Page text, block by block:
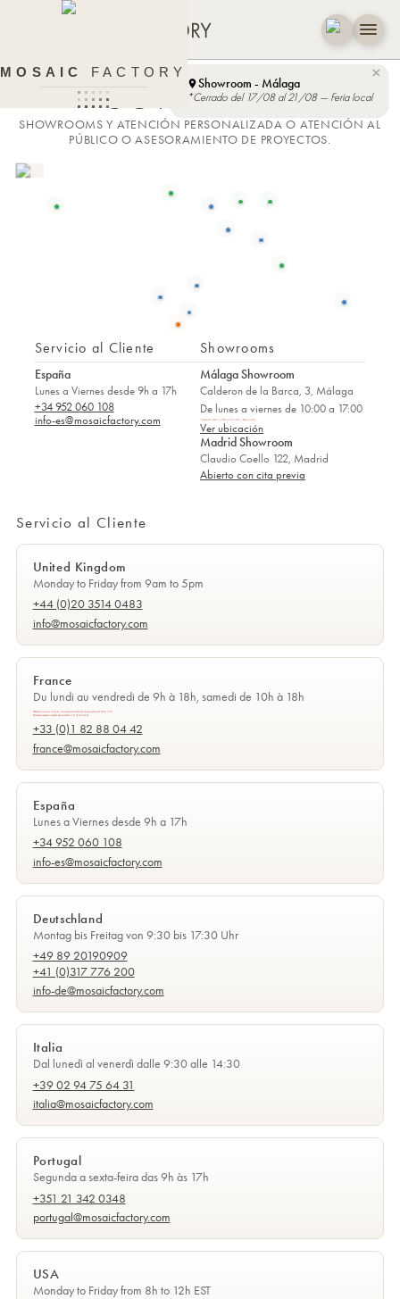
MOSAIC FACTORY ×
Showroom - Málaga
*Cerrado del 17/08 al 21/08 — Feria local
CONTACTO
SHOWROOMS Y ATENCIÓN PERSONALIZADA O ATENCIÓN AL
PÚBLICO O ASESORAMIENTO DE PROYECTOS.
Servicio al Cliente
España
Lunes a Viernes desde 9h a 17h
+34 952 060 108
info-es@mosaicfactory.com
Showrooms
Málaga Showroom
Calderon de la Barca, 3 , Málaga
De lunes a viernes de 10:00 a 17:00
*Cerrado del 17/08 al 21/08 — Feria local
Ver ubicación
Madrid Showroom
Claudio Coello 122 , Madrid
Abierto con cita previa
Servicio al Cliente
United Kingdom
Monday to Friday from 9am to 5pm
+44 (0)20 3514 0483
info@mosaicfactory.com
France
Du lundi au vendredi de 9h à 18h, samedi de 10h à 18h
Pendant le mois d'Août, notre service client est disponible de 9h à 17h.
Fermeture exceptionnelle les samedis 15 et 22 Août.
+33 (0)1 82 88 04 42
france@mosaicfactory.com
España
Lunes a Viernes desde 9h a 17h
+34 952 060 108
info-es@mosaicfactory.com
Deutschland
Montag bis Freitag von 9:30 bis 17:30 Uhr
+49 89 20190909
+41 (0)317 776 200
info-de@mosaicfactory.com
Italia
Dal lunedì al venerdì dalle 9:30 alle 14:30
+39 02 94 75 64 31
italia@mosaicfactory.com
Portugal
Segunda a sexta-feira das 9h às 17h
+351 21 342 0348
portugal@mosaicfactory.com
USA
Monday to Friday from 8h to 12h EST